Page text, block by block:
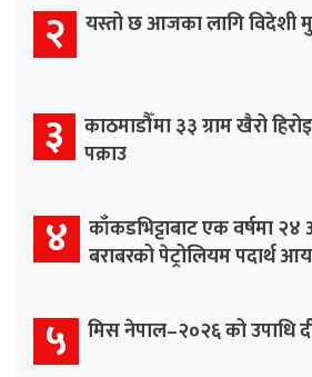
२ यस्तो छ आजका लागि विदेशी
३
काठमाडौँमा ३३ ग्राम खैरो
पक्राउ
४
काँकडभिट्टाबाट एक वर्षमा २४
बराबरको पेट्रोलियम पदार्थ
५ मिस नेपाल–२०२६ को उपाधि